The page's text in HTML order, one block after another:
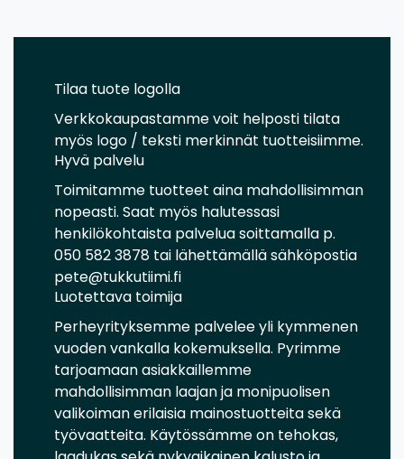
Tilaa tuote logolla
Verkkokaupastamme voit helposti tilata
myös logo / teksti merkinnät tuotteisiimme.
Hyvä palvelu
Toimitamme tuotteet aina mahdollisimman
nopeasti. Saat myös halutessasi
henkilökohtaista palvelua soittamalla p.
050 582 3878 tai lähettämällä sähköpostia
pete@tukkutiimi.fi
Luotettava toimija
Perheyrityksemme palvelee yli kymmenen
vuoden vankalla kokemuksella. Pyrimme
tarjoamaan asiakkaillemme
mahdollisimman laajan ja monipuolisen
valikoiman erilaisia mainostuotteita sekä
työvaatteita. Käytössämme on tehokas,